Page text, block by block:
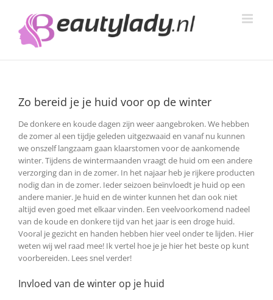
inhoud
Zo bereid je je huid voor op de winter
De donkere en koude dagen zijn weer aangebroken. We hebben
de zomer al een tijdje geleden uitgezwaaid en vanaf nu kunnen
we onszelf langzaam gaan klaarstomen voor de aankomende
winter. Tijdens de wintermaanden vraagt de huid om een andere
verzorging dan in de zomer. In het najaar heb je rijkere producten
nodig dan in de zomer. Ieder seizoen beïnvloedt je huid op een
andere manier. Je huid en de winter kunnen het dan ook niet
altijd even goed met elkaar vinden. Een veelvoorkomend nadeel
van de koude en donkere tijd van het jaar is een droge huid.
Vooral je gezicht en handen hebben hier veel onder te lijden. Hier
weten wij wel raad mee! Ik vertel hoe je je hier het beste op kunt
voorbereiden. Lees snel verder!
Invloed van de winter op je huid